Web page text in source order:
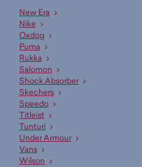
New Era
Nike
Oxdog
Puma
Rukka
Salomon
Shock Absorber
Skechers
Speedo
Titleist
Tunturi
Under Armour
Vans
Wilson